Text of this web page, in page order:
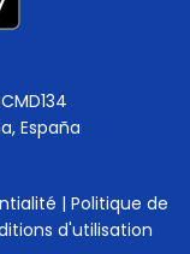
España
| Politique de
d'utilisation